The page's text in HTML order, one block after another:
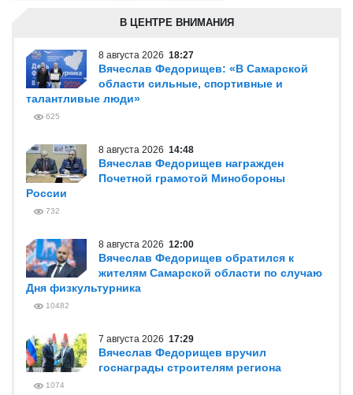
В ЦЕНТРЕ ВНИМАНИЯ
8 августа 2026 18:27
Вячеслав Федорищев: «В Самарской
области сильные, спортивные и
талантливые люди»
625
8 августа 2026 14:48
Вячеслав Федорищев награжден
Почетной грамотой Минобороны
России
732
8 августа 2026 12:00
Вячеслав Федорищев обратился к
жителям Самарской области по случаю
Дня физкультурника
10482
7 августа 2026 17:29
Вячеслав Федорищев вручил
госнаграды строителям региона
1074